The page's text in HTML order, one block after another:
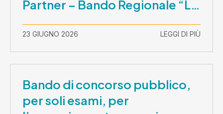
Partner – Bando Regionale “La
– CUP E81B26000210003
23 GIUGNO 2026 LEGGI DI PIÙ
Bando di concorso pubblico,
per soli esami, per